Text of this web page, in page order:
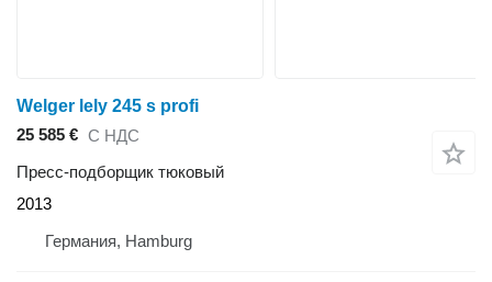
Welger lely 245 s profi
25 585 € С НДС
Пресс-подборщик тюковый
2013
Германия, Hamburg